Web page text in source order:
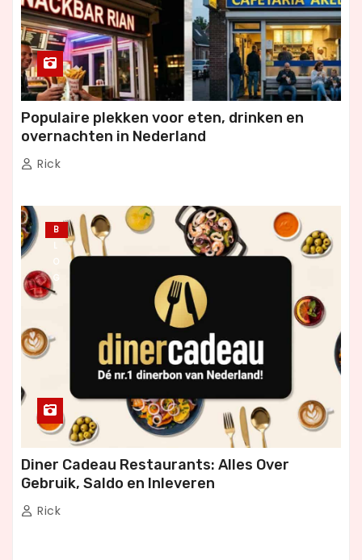
Populaire plekken voor eten, drinken en
overnachten in Nederland
Rick
B
L
O
G
Diner Cadeau Restaurants: Alles Over
Gebruik, Saldo en Inleveren
Rick